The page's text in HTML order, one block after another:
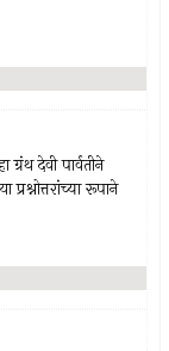
देवी पार्वतीने
प्रश्नोत्तरांच्या रूपाने